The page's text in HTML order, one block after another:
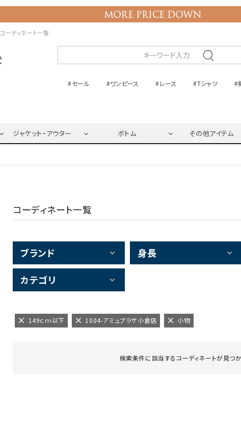
コーディネート一覧
#セール #ワンピース #レース #Tシャツ #
ジャケット・アウター ボトム その他アイテム
コーディネート一覧
ブランド 身長
カテゴリ
149ｃｍ以下 1004-アミュプラザ小倉店 小物
検索条件に該当するコーディネートが見つ